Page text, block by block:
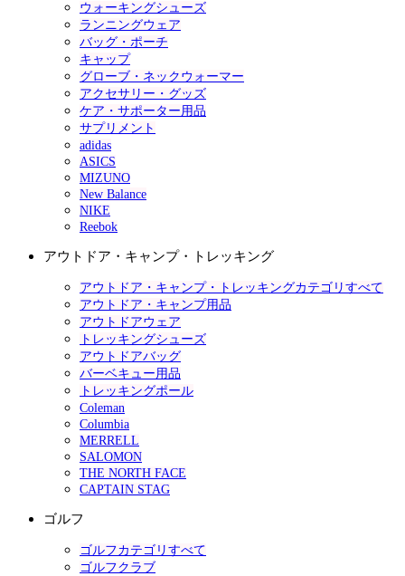
ウォーキングシューズ
ランニングウェア
バッグ・ポーチ
キャップ
グローブ・ネックウォーマー
アクセサリー・グッズ
ケア・サポーター用品
サプリメント
adidas
ASICS
MIZUNO
New Balance
NIKE
Reebok
アウトドア・キャンプ・トレッキング
アウトドア・キャンプ・トレッキングカテゴリすべて
アウトドア・キャンプ用品
アウトドアウェア
トレッキングシューズ
アウトドアバッグ
バーベキュー用品
トレッキングポール
Coleman
Columbia
MERRELL
SALOMON
THE NORTH FACE
CAPTAIN STAG
ゴルフ
ゴルフカテゴリすべて
ゴルフクラブ